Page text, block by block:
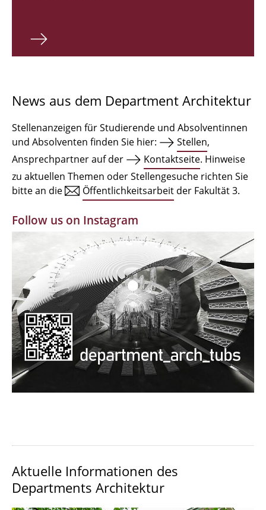
Master Architektur
Qualifikationsprofil
Institute
Einrichtungen
Zeichensäle
MBW | Modellbauwerkstatt
Alumni | cloud club
Dokumente und Downloads
News aus dem Department Architektur
Stellenanzeigen für Studierende und Absolventinnen
und Absolventen finden Sie hier:
Stellen,
Ansprechpartner auf der
Kontaktseite. Hinweise
zu aktuellen Themen oder Stellengesuche richten Sie
bitte an die
Öffentlichkeitsarbeit der Fakultät 3.
Follow us on Instagram
Aktuelle Informationen des
Departments Architektur